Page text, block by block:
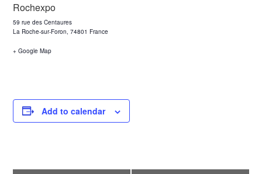
Rochexpo
59 rue des Centaures
La Roche-sur-Foron, 74801 France
+ Google Map
Add to calendar